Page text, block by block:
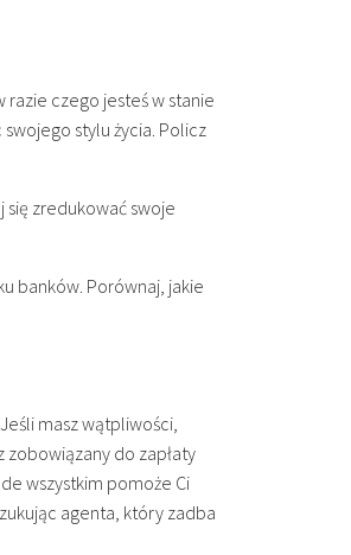
razie czego jesteś w stanie
stylu życia. Policz
zredukować swoje
banków. Porównaj, jakie
masz wątpliwości,
zobowiązany do zapłaty
wszystkim pomoże Ci
agenta, który zadba